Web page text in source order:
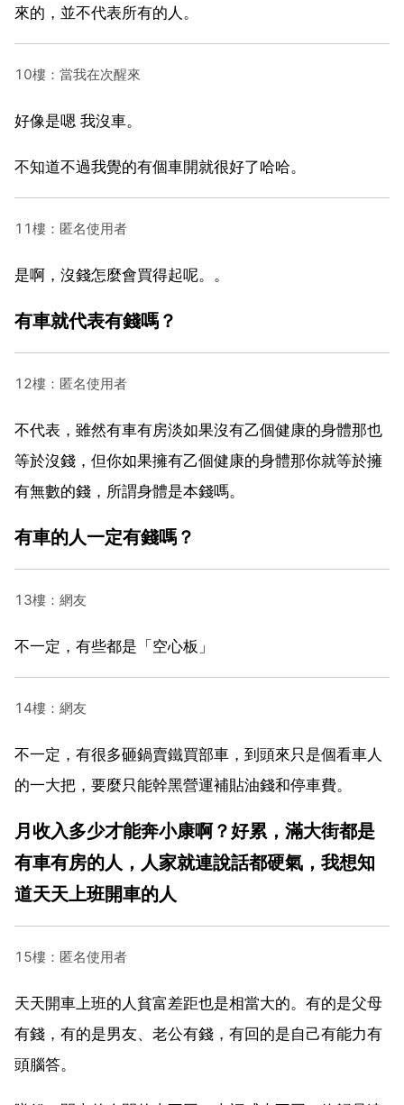
來的，並不代表所有的人。
10樓：當我在次醒來
好像是嗯 我沒車。
不知道不過我覺的有個車開就很好了哈哈。
11樓：匿名使用者
是啊，沒錢怎麼會買得起呢。。
有車就代表有錢嗎？
12樓：匿名使用者
不代表，雖然有車有房淡如果沒有乙個健康的身體那也
等於沒錢，但你如果擁有乙個健康的身體那你就等於擁
有無數的錢，所謂身體是本錢嗎。
有車的人一定有錢嗎？
13樓：網友
不一定，有些都是「空心板」
14樓：網友
不一定，有很多砸鍋賣鐵買部車，到頭來只是個看車人
的一大把，要麼只能幹黑營運補貼油錢和停車費。
月收入多少才能奔小康啊？好累，滿大街都是
有車有房的人，人家就連說話都硬氣，我想知
道天天上班開車的人
15樓：匿名使用者
天天開車上班的人貧富差距也是相當大的。有的是父母
有錢，有的是男友、老公有錢，有回的是自己有能力有
頭腦答。